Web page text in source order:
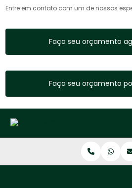
Entre em contato com um de nossos
Faça seu orçamento
Faça seu orçamento